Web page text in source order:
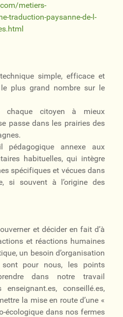
metiers-
traduction-paysanne-de-l-
simple, efficace et
plus grand nombre sur le
chaque citoyen à mieux
passe dans les prairies des
annexe aux
habituelles, qui intègre
spécifiques et vécues dans
si souvent à l’origine des
et décider en fait d’à
et réactions humaines
un besoin d’organisation
pour nous, les points
dans notre travail
enseignant.es, conseillé.es,
la mise en route d’une «
écologique dans nos fermes